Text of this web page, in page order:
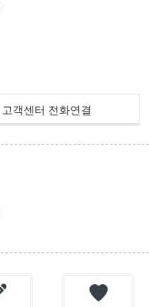
고객센터 전화연결